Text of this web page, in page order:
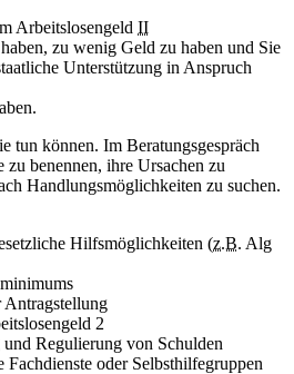
Arbeitslosengeld II
zu wenig Geld zu haben und Sie
Unterstützung in Anspruch
tun können. Im Beratungsgespräch
zu benennen, ihre Ursachen zu
Handlungsmöglichkeiten zu suchen.
Hilfsmöglichkeiten (z.B. Alg
Antragstellung
2
Regulierung von Schulden
Fachdienste oder Selbsthilfegruppen